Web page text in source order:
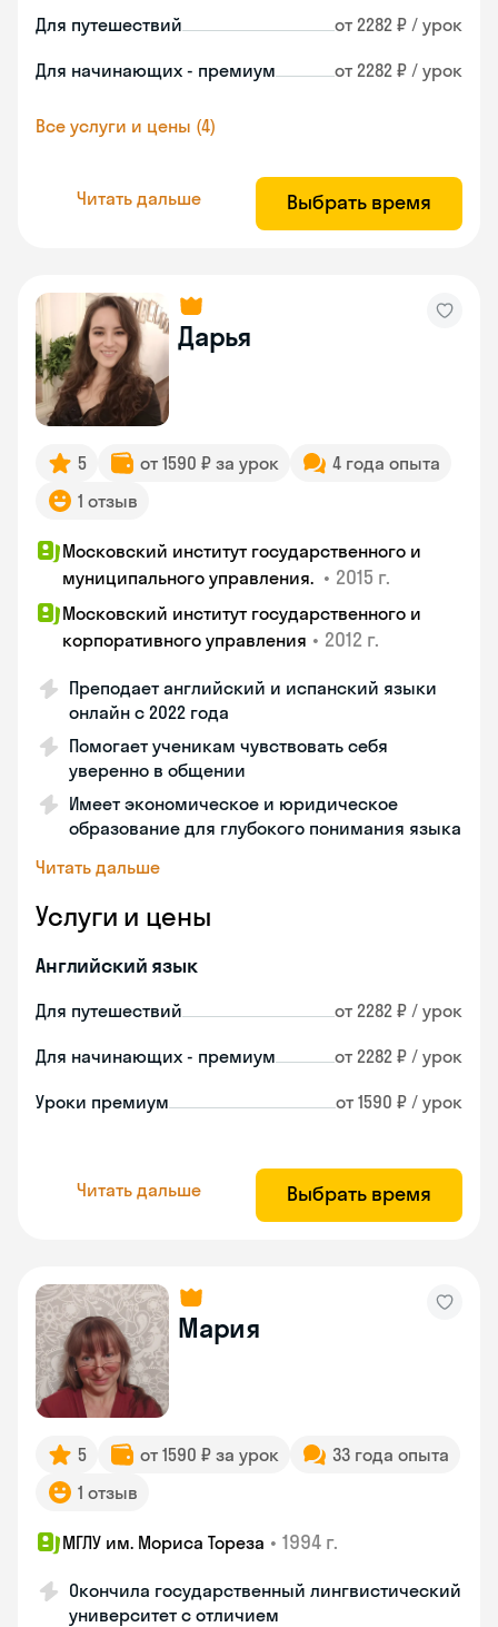
Для путешествий от 2282 ₽ / урок
Для начинающих - премиум от 2282 ₽ / урок
Все услуги и цены (4)
Читать дальше Выбрать время
Дарья
5 от 1590 ₽ за урок
4 года опыта
1 отзыв
Московский институт государственного и
муниципального управления. • 2015 г.
Московский институт государственного и
корпоративного управления • 2012 г.
Преподает английский и испанский языки
онлайн с 2022 года
Помогает ученикам чувствовать себя
уверенно в общении
Имеет экономическое и юридическое
образование для глубокого понимания языка
Читать дальше
Услуги и цены
Английский язык
Для путешествий от 2282 ₽ / урок
Для начинающих - премиум от 2282 ₽ / урок
Уроки премиум от 1590 ₽ / урок
Читать дальше Выбрать время
Мария
5 от 1590 ₽ за урок
33 года опыта
1 отзыв
МГЛУ им. Мориса Тореза • 1994 г.
Окончила государственный лингвистический
университет с отличием